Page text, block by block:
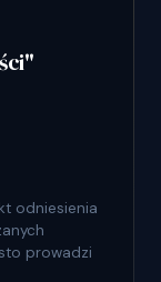
odniesienia
prowadzi